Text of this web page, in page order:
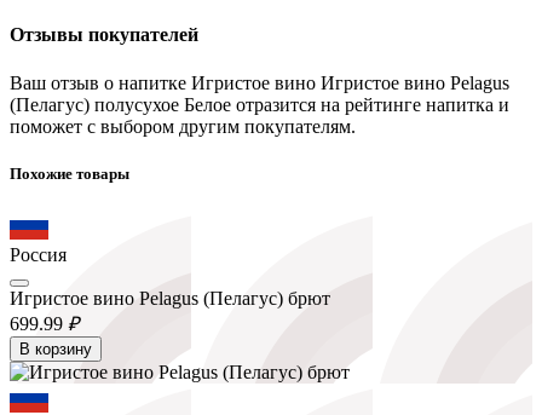
Отзывы покупателей
Ваш отзыв о напитке Игристое вино Игристое вино Pelagus
(Пелагус) полусухое Белое отразится на рейтинге напитка и
поможет с выбором другим покупателям.
Похожие товары
Россия
Игристое вино Pelagus (Пелагус) брют
699.99 ₽
В корзину